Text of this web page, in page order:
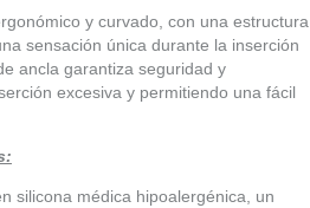
y curvado, con una estructura
sensación única durante la inserción
ancla garantiza seguridad y
excesiva y permitiendo una fácil
silicona médica hipoalergénica, un